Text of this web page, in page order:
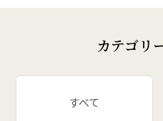
カテゴリ
すべて